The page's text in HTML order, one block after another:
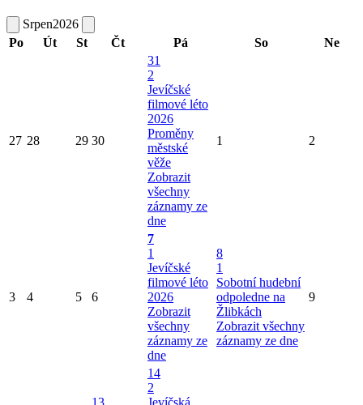
Srpen2026
Po
Út St Čt Pá So Ne
27 28 29 30
31
2
Jevíčské
filmové léto
2026
Proměny
městské
věže
Zobrazit
všechny
záznamy ze
dne
1 2
3 4 5 6
7
1
Jevíčské
filmové léto
2026
Zobrazit
všechny
záznamy ze
dne
8
1
Sobotní hudební
odpoledne na
Žlibkách
Zobrazit všechny
záznamy ze dne
9
13
14
2
Jevíčská